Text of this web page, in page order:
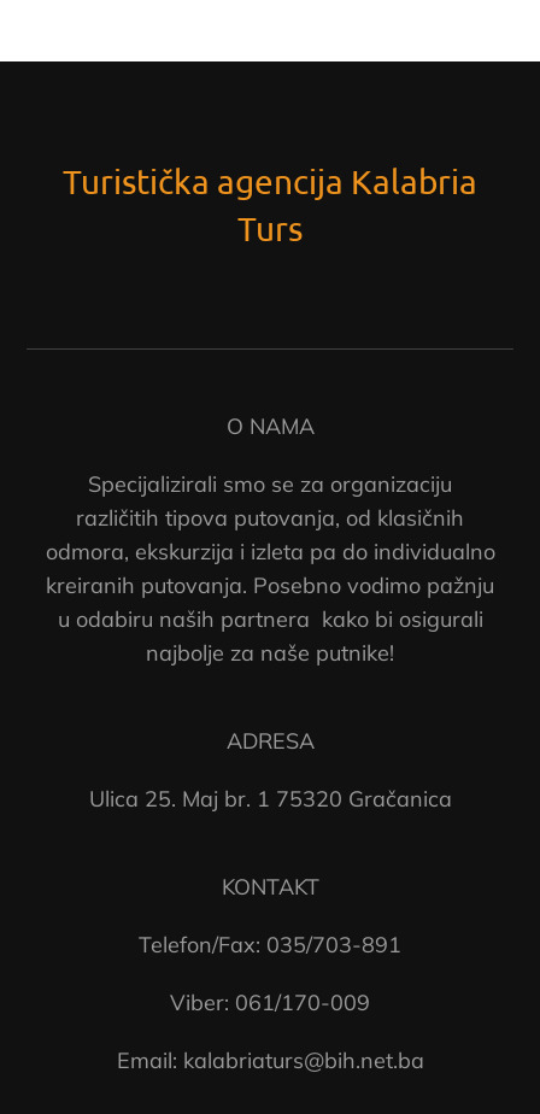
Turistička agencija Kalabria
Turs
O NAMA
Specijalizirali smo se za organizaciju
različitih tipova putovanja, od klasičnih
odmora, ekskurzija i izleta pa do individualno
kreiranih putovanja. Posebno vodimo pažnju
u odabiru naših partnera kako bi osigurali
najbolje za naše putnike!
ADRESA
Ulica 25. Maj br. 1 75320 Gračanica
KONTAKT
Telefon/Fax: 035/703-891
Viber: 061/170-009
Email: kalabriaturs@bih.net.ba